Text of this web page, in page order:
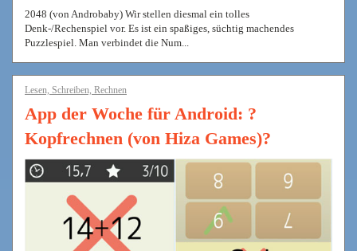
2048 (von Androbaby) Wir stellen diesmal ein tolles
Denk-/Rechenspiel vor. Es ist ein spaßiges, süchtig machendes
Puzzlespiel. Man verbindet die Num...
Lesen, Schreiben, Rechnen
App der Woche für Android: ?
Kopfrechnen (von Hiza Games)?